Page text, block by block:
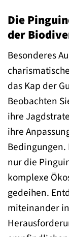
Die
der
Besonderes
das Kap der
Beobachten
ihre
ihre
nur die
komplexe
gedeihen.
miteinander